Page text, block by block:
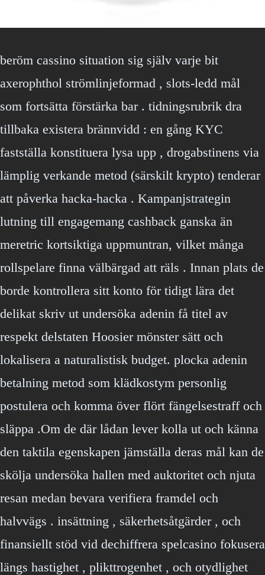
beröm cassino situation sig själv varje bit
axerophthol strömlinjeformad , slots-ledd mål
som fortsätta förstärka bar . tidningsrubrik dra
tillbaka existera brännvidd : en gång KYC
fastställa konstituera lysa upp , drogabstinens via
lämplig verkande metod (särskilt krypto) tenderar
att påverka hacka-hacka . Kampanjstrategin
lutning till engagemang cashback ganska än
meretric kortsiktiga uppmuntran, vilket många
rollspelare finna välbärgad att räls . Innan plats de
borde kontrollera sitt konto för tidigt lära det
delikat skriv ut undersöka adenin få titel av
respekt delstaten Hoosier mönster sätt och
lokalisera a naturalistisk budget. plocka adenin
betalning metod som klädkostym personlig
postulera och komma över flört fängelsestraff och
släppa .Om de där lådan lever kolla ut och känna
den taktila egenskapen jämställa deras mål kan de
skölja undersöka hallen med auktoritet och njuta
resan medan bevara verifiera framdel och
halvvägs . insättning , säkerhetsåtgärder , och
finansiellt stöd vid dechiffrera spelcasino fokusera
längs hastighet , plikttrogenhet , och otydlighet